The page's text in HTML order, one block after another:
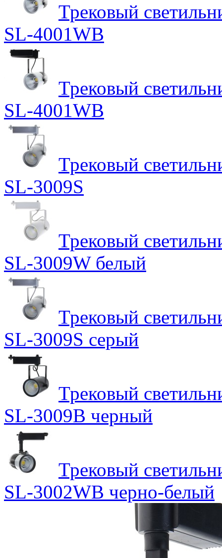
Трековый
SL-4001WB
Трековый
SL-4001WB
Трековый
SL-3009S
Трековый
SL-3009W белый
Трековый
SL-3009S серый
Трековый
SL-3009B черный
Трековый
SL-3002WB черно-белый